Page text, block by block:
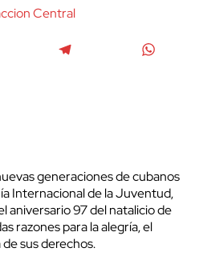
Central
generaciones de cubanos
Internacional de la Juventud,
aniversario 97 del natalicio de
razones para la alegría, el
sus derechos.